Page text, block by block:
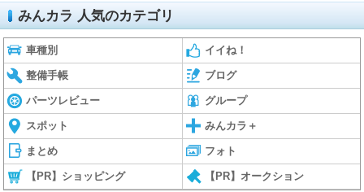
みんカラ 人気のカテゴリ
車種別 イイね！
整備手帳 ブログ
パーツレビュー グループ
スポット みんカラ＋
まとめ フォト
【PR】ショッピング 【PR】オークション